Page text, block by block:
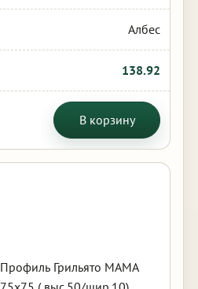
Албес
138.92
В корзину
Профиль Грильято МАМА